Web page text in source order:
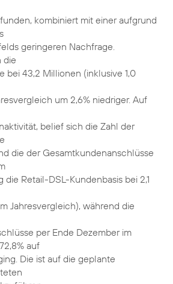
kombiniert mit einer aufgrund
geringeren Nachfrage.
die
bei 43,2 Millionen (inklusive 1,0
um 2,6% niedriger. Auf
belief sich die Zahl der
die der Gesamtkundenanschlüsse
Retail-DSL-Kundenbasis bei 2,1
Jahresvergleich), während die
per Ende Dezember im
auf
Die ist auf die geplante